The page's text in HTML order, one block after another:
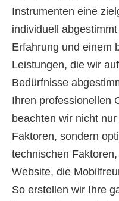
Instrumenten eine
individuell
Erfahrung und einem
Leistungen, die wir
Bedürfnisse
Ihren professionellen
beachten wir nicht
Faktoren, sondern
technischen
Website, die
So erstellen wir Ihre